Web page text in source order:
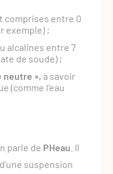
comprises entre 0
exemple) ;
alcalines entre 7
de soude) ;
neutre », à savoir
(comme l’eau
parle de PHeau . Il
suspension